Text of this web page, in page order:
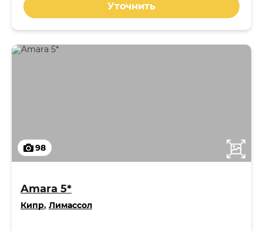
Уточнить
98
Amara 5*
Кипр, Лимассол